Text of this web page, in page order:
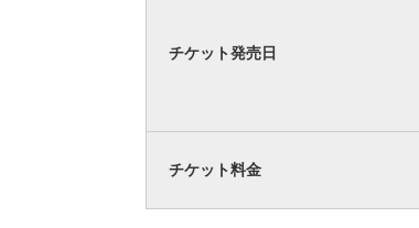
チケット発売日
チケット料金